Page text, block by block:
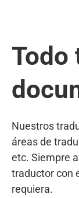
Todo
Nuestros
áreas de
etc. Siempre
traductor con
requiera.